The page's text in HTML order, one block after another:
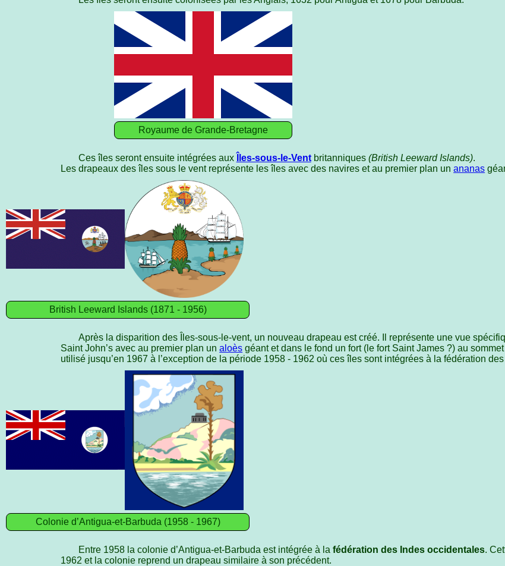
Royaume de Grande-Bretagne
Ces îles seront ensuite intégrées aux Îles-sous-le-Ventbritanniques (British Leeward Islands).
Les drapeaux des îles sous le vent représente les îles avec des navires et au premier plan unananas
British Leeward Islands (1871 - 1956)
Après la disparition des Îles-sous-le-vent, un nouveau drapeau est créé. Il représente une vue
Saint John’s avec au premier plan unaloès géant et dans le fond un fort (le fort Saint James ?) au
utilisé jusqu’en 1967 à l’exception de la période 1958 - 1962 où ces îles sont intégrées à la fédération
Colonie d’Antigua-et-Barbuda (1958 - 1967)
Entre 1958 la colonie d’Antigua-et-Barbuda est intégrée à la fédération des Indes occidentales.
1962 et la colonie reprend un drapeau similaire à son précédent.